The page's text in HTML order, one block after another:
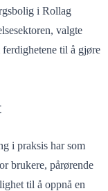
i Rollag
valgte
til å gjøre
i praksis har som
brukere, pårørende
til å oppnå en